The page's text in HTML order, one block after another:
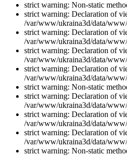
strict warning: Non-static
strict warning: Declaration of
/var/www/ukraina3d/data/
strict warning: Declaration of
/var/www/ukraina3d/data/
strict warning: Declaration of
/var/www/ukraina3d/data/
strict warning: Declaration of
/var/www/ukraina3d/data/
strict warning: Non-static
strict warning: Declaration of
/var/www/ukraina3d/data/
strict warning: Declaration of
/var/www/ukraina3d/data/
strict warning: Declaration of
/var/www/ukraina3d/data/
strict warning: Non-static